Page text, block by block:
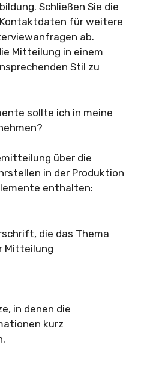
Schließen Sie die
für weitere
ab.
Mitteilung in einem
Stil zu
sollte ich in meine
über die
in der Produktion
enthalten:
die das Thema
Mitteilung
in denen die
kurz